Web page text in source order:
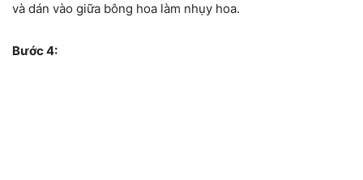
và dán vào giữa bông hoa làm nhụy hoa.
Bước 4: